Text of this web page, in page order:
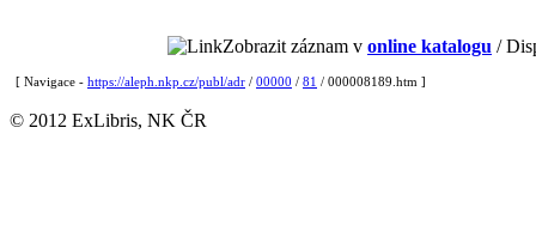
Zobrazit záznam v online katalogu /
[ Navigace - https://aleph.nkp.cz/publ/adr / 00000 / 81 / 000008189.htm ]
© 2012 ExLibris, NK ČR